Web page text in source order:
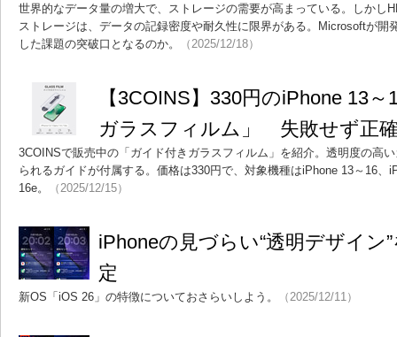
世界的なデータ量の増大で、ストレージの需要が高まっている。しかし
ストレージは、データの記録密度や耐久性に限界がある。Microsoftが開
した課題の突破口となるのか。
（2025/12/18）
【3COINS】330円のiPhone 13
ガラスフィルム」 失敗せず正
3COINSで販売中の「ガイド付きガラスフィルム」を紹介。透明度の高
られるガイドが付属する。価格は330円で、対象機種はiPhone 13～16、
16e。
（2025/12/15）
iPhoneの見づらい“透明デザイン
定
新OS「iOS 26」の特徴についておさらいしよう。 （2025/12/11）